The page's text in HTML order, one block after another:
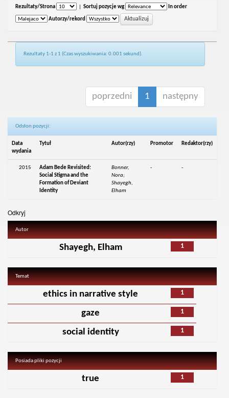
Rezultaty/Strona Sortuj pozycje wg In order
Autorzy/rekord
Rezultaty 1-1 z 1 (Czas wyszukiwania: 0.001 sekund).
poprzedni 1 następny
Odsłon pozycji:
Data
wydania
Tytuł Autor(rzy) Promotor Redaktor(rzy)
2015
Adam Bede Revisited:
Social Stigma and the
Formation of Deviant
Identity
Bonner,
Nora;
Shayegh,
Elham
- -
Odkryj
Autor
1
Shayegh, Elham
Temat
1
ethics in narrative style
1
gaze
1
social identity
Posiada pliki pozycji
1
true